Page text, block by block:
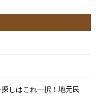
しはこれ一択！地元民